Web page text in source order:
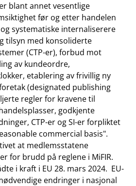
blant annet vesentlige
før og etter handelen
systematiske internaliserere
tilsyn med konsoliderte
(CTP-er), forbud mot
av kundeordre,
etablering av frivillig ny
(designated publishing
regler for kravene til
godkjente
CTP-er og SI-er forpliktet
commercial basis".
at medlemsstatene
for brudd på reglene i MiFIR.
i kraft i EU 28. mars 2024. EU-
endringer i nasjonal